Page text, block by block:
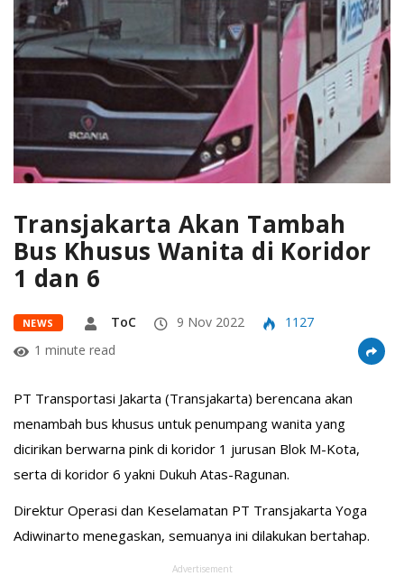
Transjakarta Akan Tambah
Bus Khusus Wanita di Koridor
1 dan 6
NEWS ToC 9 Nov 2022
1127
1 minute read
PT Transportasi Jakarta (Transjakarta) berencana akan
menambah bus khusus untuk penumpang wanita yang
dicirikan berwarna pink di koridor 1 jurusan Blok M-Kota,
serta di koridor 6 yakni Dukuh Atas-Ragunan.
Direktur Operasi dan Keselamatan PT Transjakarta Yoga
Adiwinarto menegaskan, semuanya ini dilakukan bertahap.
Advertisement